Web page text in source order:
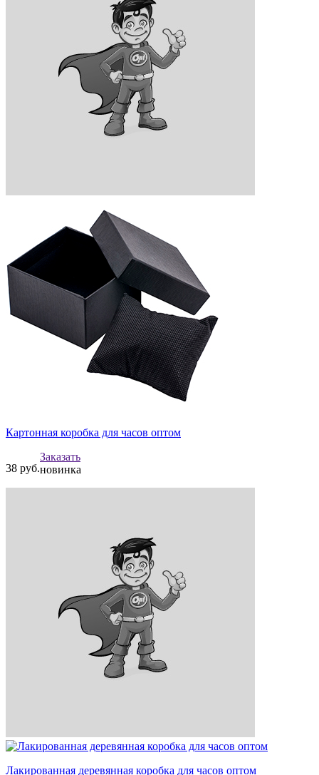
Картонная коробка для часов оптом
38 руб.
Заказать
новинка
Лакированная деревянная коробка для часов оптом